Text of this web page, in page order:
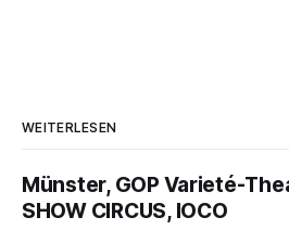
WEITERLESEN
Münster, GOP Varieté-
SHOW CIRCUS, IOCO